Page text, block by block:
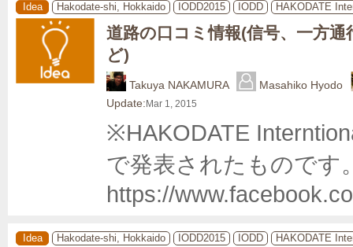
Idea Hakodate-shi, Hokkaido IODD2015 IODD HAKODATE
道路の口コミ情報(信号、一方通
ど)
Takuya NAKAMURA
Masahiko Hyodo
Update: Mar 1, 2015
※HAKODATE
で発表されたものです
https://
Idea Hakodate-shi, Hokkaido IODD2015 IODD HAKODATE